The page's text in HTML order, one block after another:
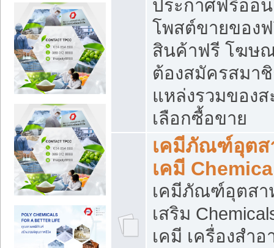
ประกาศฟรีออ
โพสต์ขายของ
สินค้าฟรี โฆษ
ต้องสมัครสมา
แหล่งรวมของ
เลือกซื้อขาย
เคมีภัณฑ์อุตส
เคมี
เคมีภัณฑ์อุตสา
เสริม
เคมี เครื่องสำ